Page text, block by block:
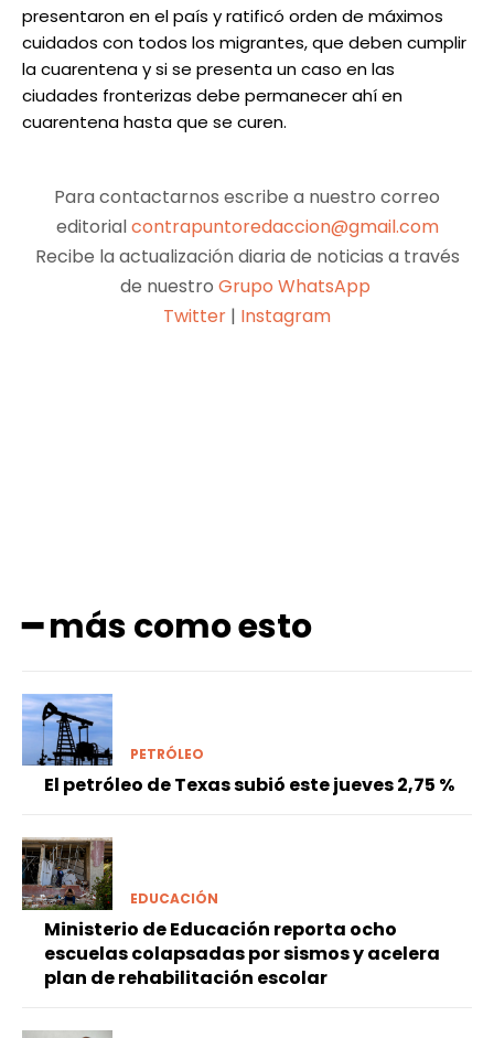
presentaron en el país y ratificó orden de máximos
cuidados con todos los migrantes, que deben cumplir
la cuarentena y si se presenta un caso en las
ciudades fronterizas debe permanecer ahí en
cuarentena hasta que se curen.
Para contactarnos escribe a nuestro correo
editorialcontrapuntoredaccion@gmail.com
Recibe la actualización diaria de noticias a través
de nuestro Grupo WhatsApp
Twitter | Instagram
━ más como esto
PETRÓLEO
El petróleo de Texas subió este jueves 2,75 %
EDUCACIÓN
Ministerio de Educación reporta ocho
escuelas colapsadas por sismos y acelera
plan de rehabilitación escolar